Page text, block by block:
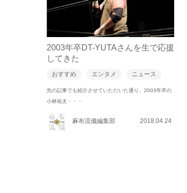
2003年卒DT-YUTAさんを生で応援
してきた
おすすめ エンタメ ニュース
先の記事でも紹介させていただいた通り、2003年卒の
小林祐太・・・
麻布流儀編集部 2018.04.24